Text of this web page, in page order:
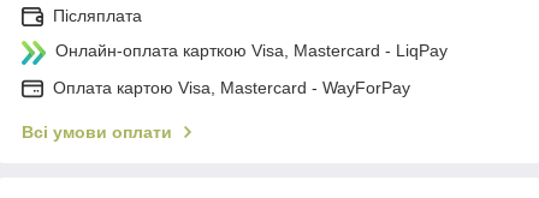
Післяплата
Онлайн-оплата карткою Visa, Mastercard - LiqPay
Оплата картою Visa, Mastercard - WayForPay
Всі умови оплати